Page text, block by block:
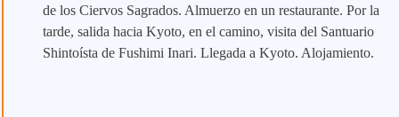
de los Ciervos Sagrados. Almuerzo en un restaurante. Por la
tarde, salida hacia Kyoto, en el camino, visita del Santuario
Shintoísta de Fushimi Inari. Llegada a Kyoto. Alojamiento.